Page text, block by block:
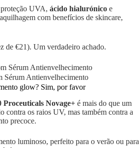
UVA, ácido hialurónico e
com benefícios de skincare,
de €21). Um verdadeiro achado.
Sérum Antienvelhecimento
glow? Sim, por favor
Novage+ é mais do que um
contra os raios UV, mas também contra a
precoce.
luminoso, perfeito para o verão ou para